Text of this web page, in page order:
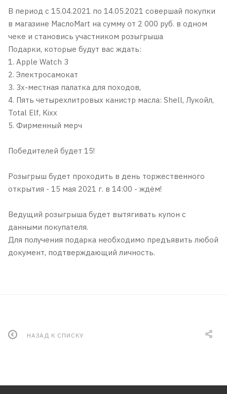
В период с 15.04.2021 по 14.05.2021 совершай покупки
в магазине МаслоMart на сумму от 2 000 руб. в одном
чеке и становись участником розыгрыша
Подарки, которые будут вас ждать:
1. Apple Watch 3
2. Электросамокат
3. 3х-местная палатка для походов,
4. Пять четырехлитровых канистр масла: Shell, Лукойл,
Total Elf, Kixx
5. Фирменный мерч
Победителей будет 15!
Розыгрыш будет проходить в день торжественного
открытия - 15 мая 2021 г. в 14:00 - ждём!
Ведущий розыгрыша будет вытягивать купон с
данными покупателя.
Для получения подарка необходимо предъявить любой
документ, подтверждающий личность.
НАЗАД К СПИСКУ